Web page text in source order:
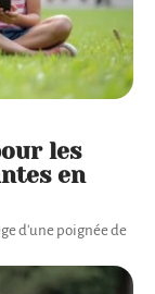
les
en
d'une poignée de